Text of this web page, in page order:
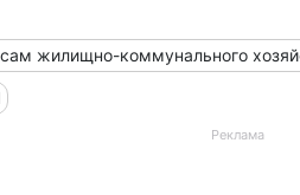
жилищно-коммунального